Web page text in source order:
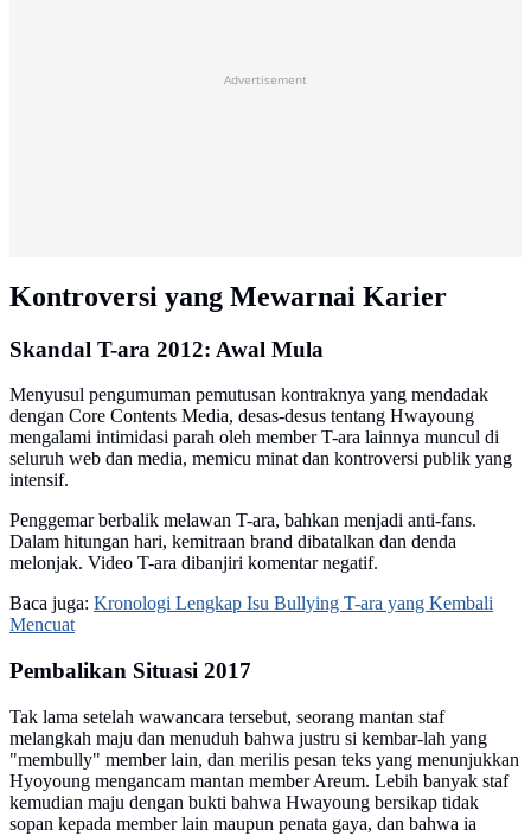
Advertisement
Kontroversi yang Mewarnai Karier
Skandal T-ara 2012: Awal Mula
Menyusul pengumuman pemutusan kontraknya yang mendadak
dengan Core Contents Media, desas-desus tentang Hwayoung
mengalami intimidasi parah oleh member T-ara lainnya muncul di
seluruh web dan media, memicu minat dan kontroversi publik yang
intensif.
Penggemar berbalik melawan T-ara, bahkan menjadi anti-fans.
Dalam hitungan hari, kemitraan brand dibatalkan dan denda
melonjak. Video T-ara dibanjiri komentar negatif.
Baca juga: Kronologi Lengkap Isu Bullying T-ara yang Kembali
Mencuat
Pembalikan Situasi 2017
Tak lama setelah wawancara tersebut, seorang mantan staf
melangkah maju dan menuduh bahwa justru si kembar-lah yang
"membully" member lain, dan merilis pesan teks yang menunjukkan
Hyoyoung mengancam mantan member Areum. Lebih banyak staf
kemudian maju dengan bukti bahwa Hwayoung bersikap tidak
sopan kepada member lain maupun penata gaya, dan bahwa ia